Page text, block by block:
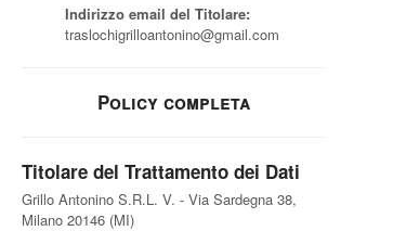
Indirizzo email del Titolare:
traslochigrilloantonino@gmail.com
Policy completa
Titolare del Trattamento dei Dati
Grillo Antonino S.R.L. V. - Via Sardegna 38,
Milano 20146 (MI)